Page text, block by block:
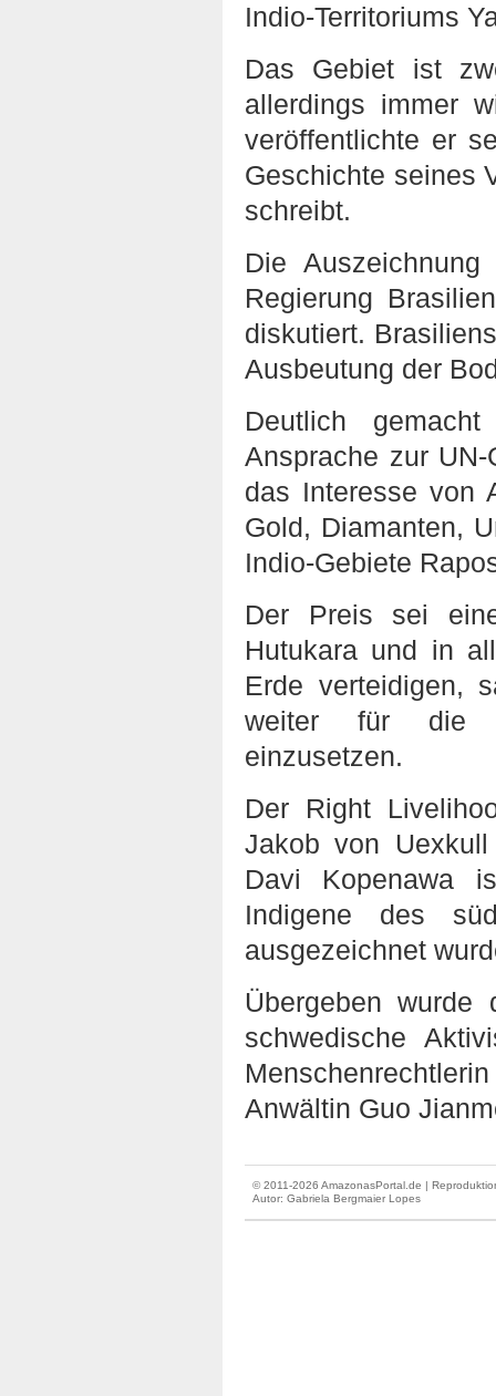
Indio-Territoriums
Das Gebiet ist
allerdings immer
veröffentlichte er
Geschichte seines
schreibt.
Die
Regierung
diskutiert.
Ausbeutung der
Deutlich
Ansprache zur
das Interesse von
Gold, Diamanten,
Indio-Gebiete
Der Preis sei
Hutukara und in
Erde verteidigen,
weiter für die
einzusetzen.
Der Right
Jakob von
Davi Kopenawa
Indigene des
ausgezeichnet
Übergeben wurde
schwedische
Anwältin Guo
© 2011-2026 AmazonasPortal.de |
Autor: Gabriela Bergmaier Lopes